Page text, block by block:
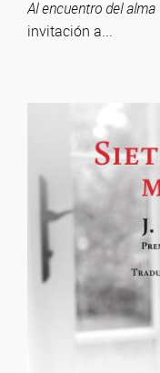
Al encuentro del
invitación a...